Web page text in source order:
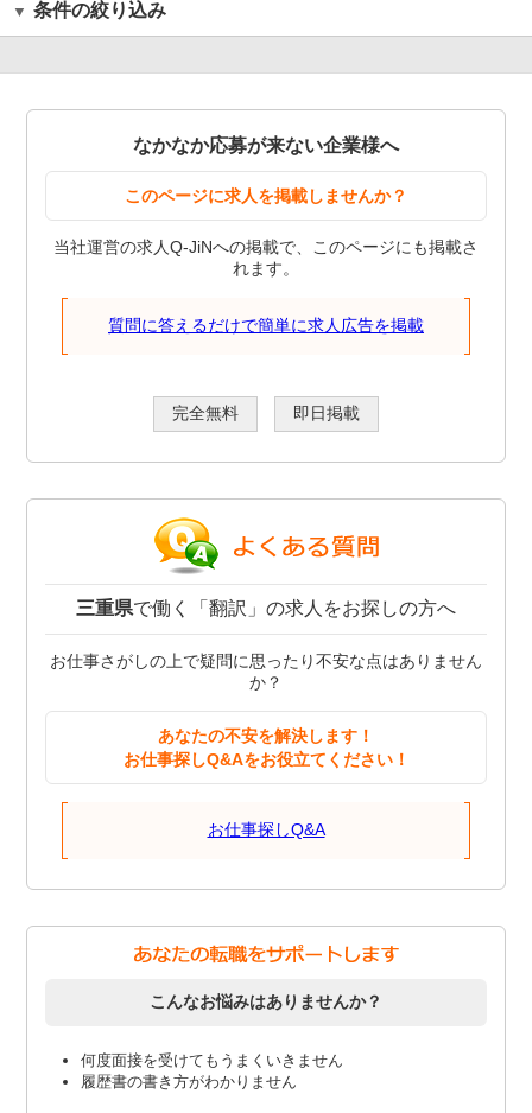
条件の絞り込み
なかなか応募が来ない企業様へ
このページに求人を掲載しませんか？
当社運営の求人Q-JiNへの掲載で、このページにも掲載さ
れます。
質問に答えるだけで簡単に求人広告を掲載
完全無料 即日掲載
三重県で働く「翻訳」の求人をお探しの方へ
お仕事さがしの上で疑問に思ったり不安な点はありません
か？
あなたの不安を解決します！
お仕事探しQ&Aをお役立てください！
お仕事探しQ&A
こんなお悩みはありませんか？
何度面接を受けてもうまくいきません
履歴書の書き方がわかりません